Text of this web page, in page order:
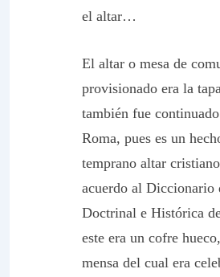
el altar…
El altar o mesa de
provisionado era la
también fue
Roma, pues es un
temprano altar
acuerdo al Diccionario
Doctrinal e Histórica
este era un cofre
mensa del cual era